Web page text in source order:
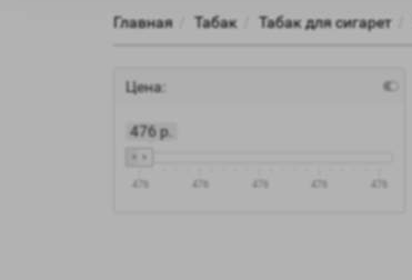
Главная Табак Табак для сигарет
Цена:
476 р.